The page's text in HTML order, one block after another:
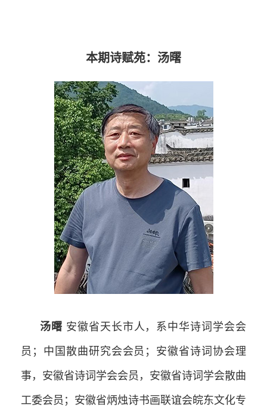
本期诗赋苑：汤曙
汤曙 安徽省天长市人，系中华诗词学会会
员；中国散曲研究会会员；安徽省诗词协会理
事，安徽省诗词学会会员，安徽省诗词学会散曲
工委会员；安徽省炳烛诗书画联谊会皖东文化专